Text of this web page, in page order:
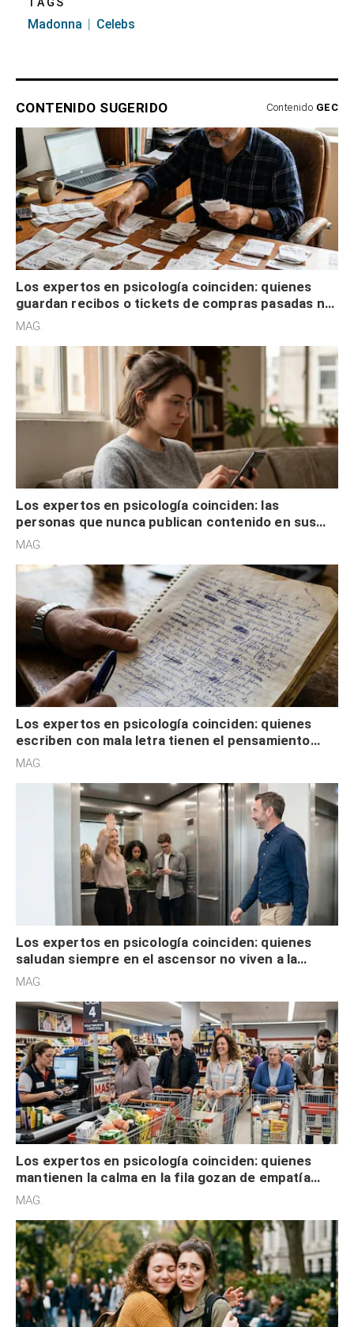
TAGS
Madonna Celebs
CONTENIDO SUGERIDO Contenido GEC
Los expertos en psicología coinciden: quienes
guardan recibos o tickets de compras pasadas no
son acumuladores, sino que tienen necesidad de
MAG.
Los expertos en psicología coinciden: las
personas que nunca publican contenido en sus
redes sociales no pretenden buscar validación
MAG.
Los expertos en psicología coinciden: quienes
escriben con mala letra tienen el pensamiento
acelerado y no lo hacen por desinterés
MAG.
Los expertos en psicología coinciden: quienes
saludan siempre en el ascensor no viven a la
defensiva y tienen apertura social
MAG.
Los expertos en psicología coinciden: quienes
mantienen la calma en la fila gozan de empatía
cognitiva, gratitud y no solo tienen autocontrol
MAG.